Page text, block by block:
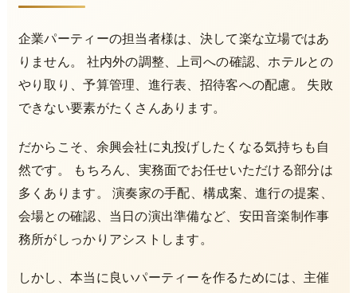
企業パーティーの担当者様は、決して楽な立場ではあ
りません。 社内外の調整、上司への確認、ホテルとの
やり取り、予算管理、進行表、招待客への配慮。 失敗
できない要素がたくさんあります。
だからこそ、余興会社に丸投げしたくなる気持ちも自
然です。 もちろん、実務面でお任せいただける部分は
多くあります。 演奏家の手配、構成案、進行の提案、
会場との確認、当日の演出準備など、安田音楽制作事
務所がしっかりアシストします。
しかし、本当に良いパーティーを作るためには、主催